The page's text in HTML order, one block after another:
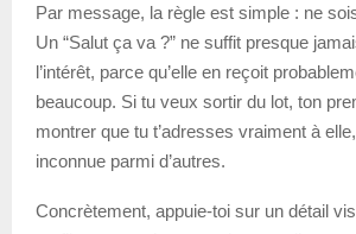
Par message, la règle est simple : ne
Un “Salut ça va ?” ne suffit presque
l’intérêt, parce qu’elle en reçoit
beaucoup. Si tu veux sortir du lot, ton
montrer que tu t’adresses vraiment à
inconnue parmi d’autres.
Concrètement, appuie-toi sur un détail